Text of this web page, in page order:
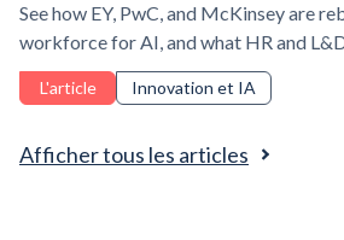
Afficher tous les articles
See how EY, PwC, and McKinsey are
workforce for AI, and what HR and
skills, workflows, and adoption.
L'article Innovation et IA